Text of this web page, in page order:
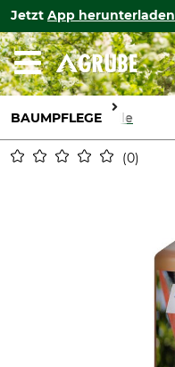
Jetzt App herunterladen
BAUMPFLEGE Seile
0